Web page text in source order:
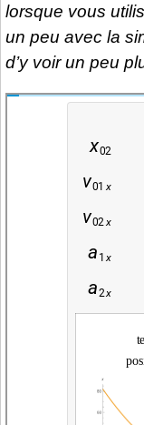
lorsque vous
un peu avec la
d’y voir un peu